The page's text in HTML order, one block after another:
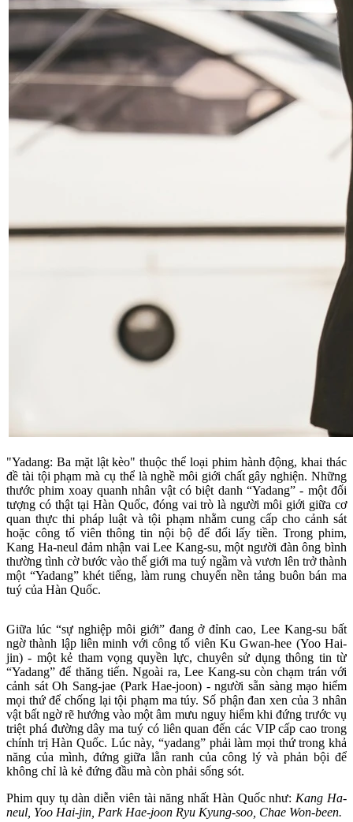
"Yadang: Ba mặt lật kèo" thuộc thể loại phim hành động, khai thác
đề tài tội phạm mà cụ thể là nghề môi giới chất gây nghiện. Những
thước phim xoay quanh nhân vật có biệt danh “Yadang” - một đối
tượng có thật tại Hàn Quốc, đóng vai trò là người môi giới giữa cơ
quan thực thi pháp luật và tội phạm nhằm cung cấp cho cảnh sát
hoặc công tố viên thông tin nội bộ để đổi lấy tiền. Trong phim,
Kang Ha-neul đảm nhận vai Lee Kang-su, một người đàn ông bình
thường tình cờ bước vào thế giới ma tuý ngầm và vươn lên trở thành
một “Yadang” khét tiếng, làm rung chuyển nền tảng buôn bán ma
tuý của Hàn Quốc.
Giữa lúc “sự nghiệp môi giới” đang ở đỉnh cao, Lee Kang-su bất
ngờ thành lập liên minh với công tố viên Ku Gwan-hee (Yoo Hai-
jin) - một kẻ tham vọng quyền lực, chuyên sử dụng thông tin từ
“Yadang” để thăng tiến. Ngoài ra, Lee Kang-su còn chạm trán với
cảnh sát Oh Sang-jae (Park Hae-joon) - người sẵn sàng mạo hiểm
mọi thứ để chống lại tội phạm ma túy. Số phận đan xen của 3 nhân
vật bất ngờ rẽ hướng vào một âm mưu nguy hiểm khi đứng trước vụ
triệt phá đường dây ma tuý có liên quan đến các VIP cấp cao trong
chính trị Hàn Quốc. Lúc này, “yadang” phải làm mọi thứ trong khả
năng của mình, đứng giữa lằn ranh của công lý và phản bội để
không chỉ là kẻ đứng đầu mà còn phải sống sót.
Phim quy tụ dàn diễn viên tài năng nhất Hàn Quốc như: Kang Ha-
neul, Yoo Hai-jin, Park Hae-joon Ryu Kyung-soo, Chae Won-been.